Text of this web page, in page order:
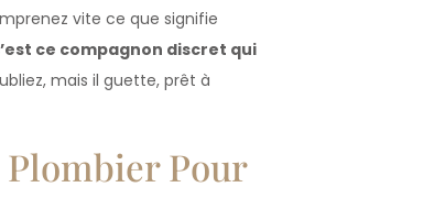
vite ce que signifie
ce compagnon discret qui
mais il guette, prêt à
Plombier Pour